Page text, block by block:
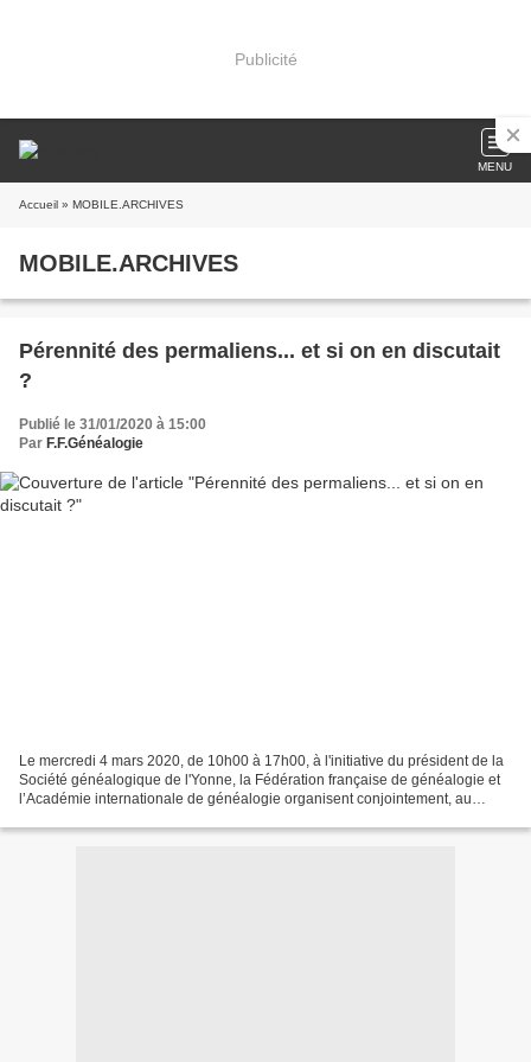
Publicité
MENU
Accueil » MOBILE.ARCHIVES
MOBILE.ARCHIVES
Pérennité des permaliens... et si on en discutait
?
Publié le 31/01/2020 à 15:00
Par F.F.Généalogie
Le mercredi 4 mars 2020, de 10h00 à 17h00, à l'initiative du président de la
Société généalogique de l'Yonne, la Fédération française de généalogie et
l’Académie internationale de généalogie organisent conjointement, au